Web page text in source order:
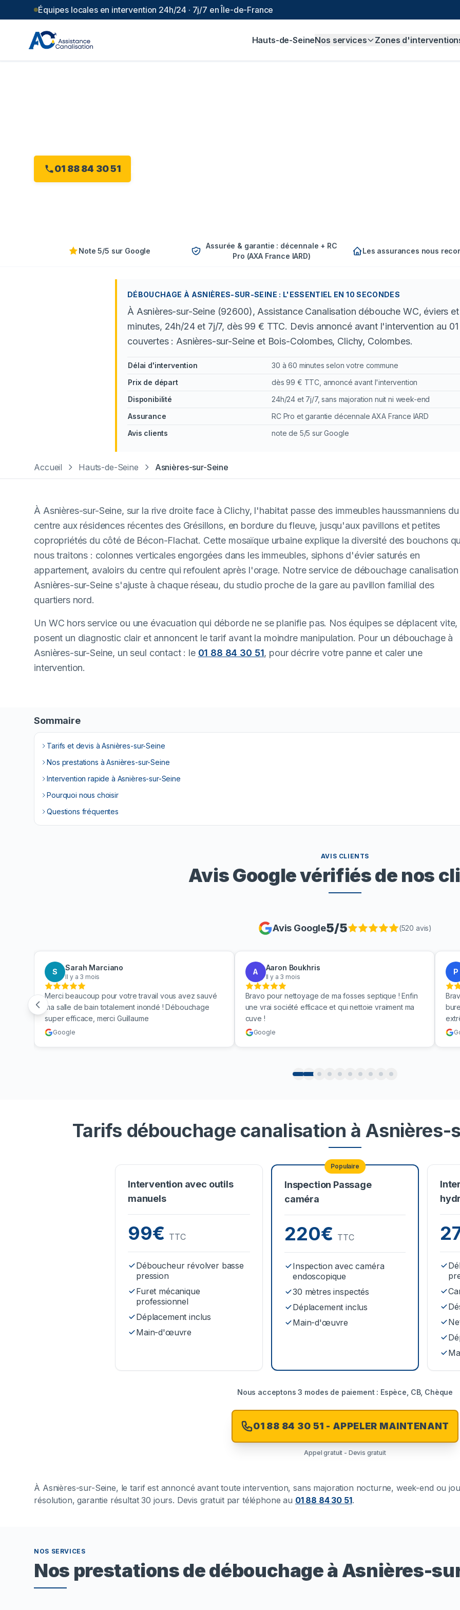
Équipes locales en intervention 24h/24 · 7j/7 en Île-de-France
Hauts-de-SeineNos services Zones
01 88 84 30 51
Note 5/5 sur Google
Assurée & garantie : décennale + RC
Pro (AXA France IARD)
Les assurances nous
DÉBOUCHAGE À ASNIÈRES-SUR-SEINE : L'ESSENTIEL EN 10 SECONDES
À Asnières-sur-Seine (92600), Assistance Canalisation débouche WC, éviers
minutes, 24h/24 et 7j/7, dès 99 € TTC. Devis annoncé avant l'intervention au
couvertes : Asnières-sur-Seine et Bois-Colombes, Clichy, Colombes.
Délai d'intervention
30 à 60 minutes selon votre commune
Prix de départ
dès 99 € TTC, annoncé avant l'intervention
Disponibilité
24h/24 et 7j/7, sans majoration nuit ni week-end
Assurance
RC Pro et garantie décennale AXA France IARD
Avis clients
note de 5/5 sur Google
Accueil Hauts-de-Seine Asnières-sur-Seine
À Asnières-sur-Seine, sur la rive droite face à Clichy, l'habitat passe des immeubles haussmanniens du
centre aux résidences récentes des Grésillons, en bordure du fleuve, jusqu'aux pavillons et petites
copropriétés du côté de Bécon-Flachat. Cette mosaïque urbaine explique la diversité des bouchons
nous traitons : colonnes verticales engorgées dans les immeubles, siphons d'évier saturés en
appartement, avaloirs du centre qui refoulent après l'orage. Notre service de débouchage canalisation
Asnières-sur-Seine s'ajuste à chaque réseau, du studio proche de la gare au pavillon familial des
quartiers nord.
Un WC hors service ou une évacuation qui déborde ne se planifie pas. Nos équipes se déplacent vite,
posent un diagnostic clair et annoncent le tarif avant la moindre manipulation. Pour un débouchage à
Asnières-sur-Seine, un seul contact : le 01 88 84 30 51, pour décrire votre panne et caler une
intervention.
Sommaire
Tarifs et devis à Asnières-sur-Seine
Nos prestations à Asnières-sur-Seine
Intervention rapide à Asnières-sur-Seine
Pourquoi nous choisir
Questions fréquentes
AVIS CLIENTS
Avis Google vérifiés de nos
Avis Google5/5 (520 avis)
S Sarah Marciano
Il y a 3 mois
Merci beaucoup pour votre travail vous avez sauvé
ma salle de bain totalement inondé ! Débouchage
super efficace, merci Guillaume
Google
A Aaron Boukhris
Il y a 3 mois
Bravo pour nettoyage de ma fosses septique ! Enfin
une vrai société efficace et qui nettoie vraiment ma
cuve !
Google
P
Tarifs débouchage canalisation à Asnières-
Intervention avec outils
manuels
99€ TTC
Déboucheur révolver basse
pression
Furet mécanique
professionnel
Déplacement inclus
Main-d'œuvre
Populaire
Inspection Passage
caméra
220€ TTC
Inspection avec caméra
endoscopique
30 mètres inspectés
Déplacement inclus
Main-d'œuvre
Nous acceptons 3 modes de paiement : Espèce, CB, Chèque
01 88 84 30 51 - APPELER MAINTENANT
Appel gratuit - Devis gratuit
À Asnières-sur-Seine, le tarif est annoncé avant toute intervention, sans majoration nocturne, week-end ou
résolution, garantie résultat 30 jours. Devis gratuit par téléphone au 01 88 84 30 51.
NOS SERVICES
Nos prestations de débouchage à Asnières-